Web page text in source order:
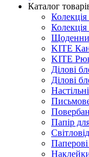
Каталог
KITE
KITE
Ділові
Ділові
Папір